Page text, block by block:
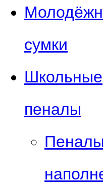
сумки
Школьные
пеналы